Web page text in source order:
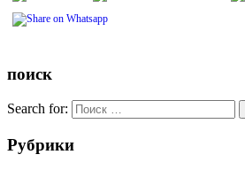
поиск
Search for:
Рубрики